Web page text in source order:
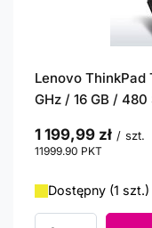
Lenovo
GHz / 16 GB /
1 199,99 zł / szt.
11999.90 PKT
Dostępny (1 szt.)